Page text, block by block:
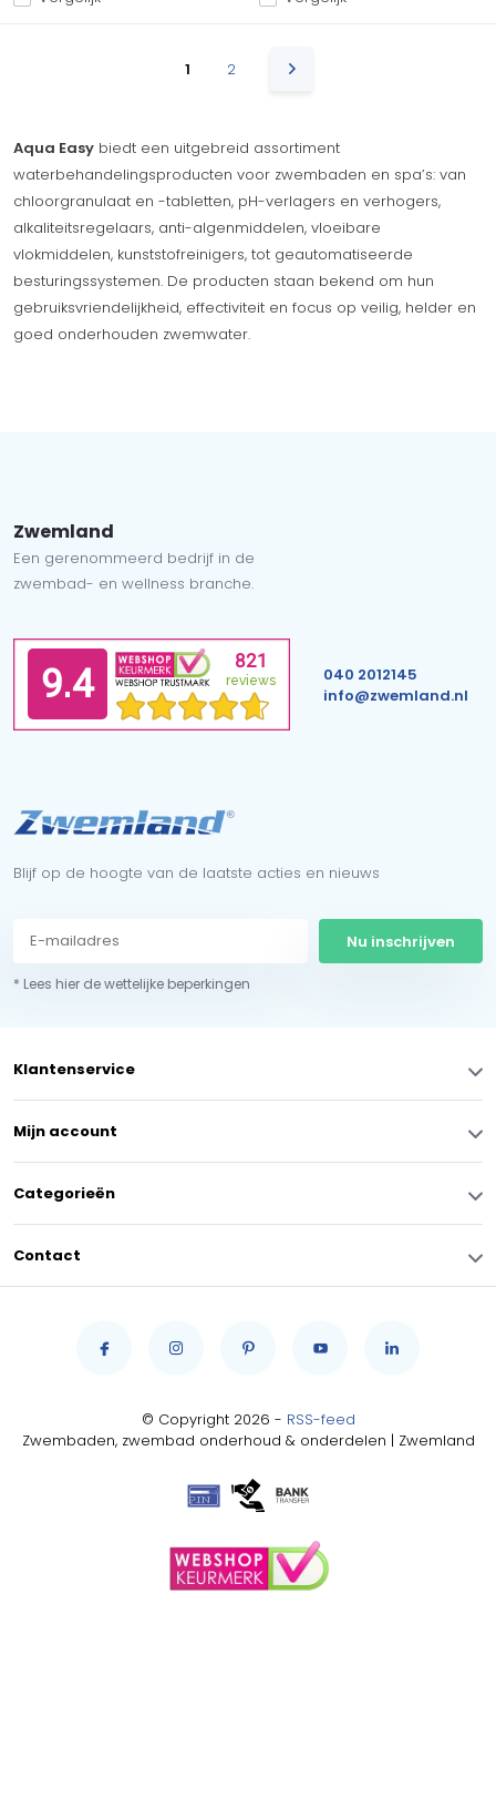
1 2
Aqua Easy biedt een uitgebreid assortiment
waterbehandelingsproducten voor zwembaden en spa’s: van
chloorgranulaat en -tabletten, pH-verlagers en verhogers,
alkaliteitsregelaars, anti-algenmiddelen, vloeibare
vlokmiddelen, kunststofreinigers, tot geautomatiseerde
besturingssystemen. De producten staan bekend om hun
gebruiksvriendelijkheid, effectiviteit en focus op veilig, helder en
goed onderhouden zwemwater.
Zwemland
Een gerenommeerd bedrijf in de
zwembad- en wellness branche.
040 2012145
info@zwemland.nl
Blijf op de hoogte van de laatste acties en nieuws
Nu inschrijven
* Lees hier de wettelijke beperkingen
Klantenservice
Mijn account
Categorieën
Contact
© Copyright 2026 - RSS-feed
Zwembaden, zwembad onderhoud & onderdelen | Zwemland